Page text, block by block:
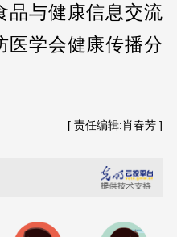
品与健康信息交流
医学会健康传播分
[ 责任编辑:肖春芳 ]